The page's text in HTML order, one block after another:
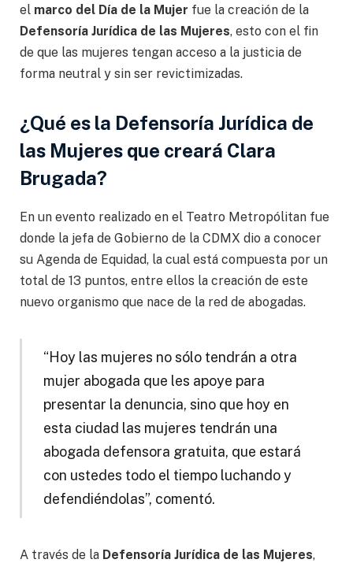
el marco del Día de la Mujer fue la creación de la
Defensoría Jurídica de las Mujeres, esto con el fin
de que las mujeres tengan acceso a la justicia de
forma neutral y sin ser revictimizadas.
¿Qué es la Defensoría Jurídica de
las Mujeres que creará Clara
Brugada?
En un evento realizado en el Teatro Metropólitan fue
donde la jefa de Gobierno de la CDMX dio a conocer
su Agenda de Equidad, la cual está compuesta por un
total de 13 puntos, entre ellos la creación de este
nuevo organismo que nace de la red de abogadas.
“Hoy las mujeres no sólo tendrán a otra
mujer abogada que les apoye para
presentar la denuncia, sino que hoy en
esta ciudad las mujeres tendrán una
abogada defensora gratuita, que estará
con ustedes todo el tiempo luchando y
defendiéndolas”, comentó.
A través de la Defensoría Jurídica de las Mujeres,